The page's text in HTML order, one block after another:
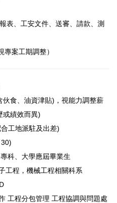
表、工安文件、送審、請款、測
案工期調整）
食、油資津貼)，視能力調整薪
或績效而異)
工地派駐及出差)
科、大學應屆畢業生
工程，機械工程相關科系
工程分包管理 工程協調與問題處